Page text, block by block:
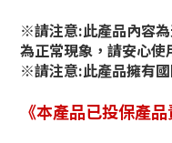
※請注意:此產品內容
為正常現象，請安心使
※請注意:此產品擁有國
《本產品已投保產